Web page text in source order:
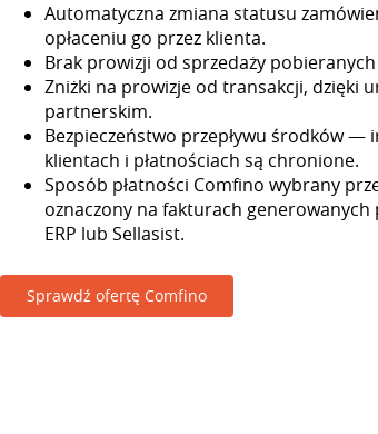
Automatyczna zmiana statusu
opłaceniu go przez klienta.
Brak prowizji od sprzedaży pobieranych
Zniżki na prowizje od transakcji, dzięki
partnerskim.
Bezpieczeństwo przepływu środków —
klientach i płatnościach są chronione.
Sposób płatności Comfino wybrany
oznaczony na fakturach generowanych
ERP lub Sellasist.
Sprawdź ofertę Comfino